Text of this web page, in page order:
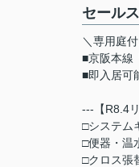
セール
＼専用庭
■京阪本線
■即入居可
---【R8.4
□システム
□便器・温
□クロス張